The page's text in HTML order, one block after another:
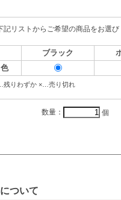
記リストからご希望の商品をお選び
ブラック
色
りわずか ×…売り切れ
数量： 個
ついて